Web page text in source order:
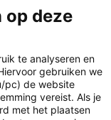
op deze
te analyseren en
gebruiken we
pc) de website
vereist. Als je
met het plaatsen